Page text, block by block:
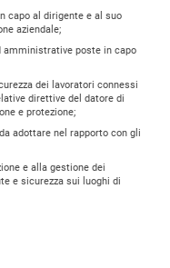
capo al dirigente e al suo
aziendale;
poste in capo
dei lavoratori connessi
direttive del datore di
e protezione;
adottare nel rapporto con gli
e alla gestione dei
e sicurezza sui luoghi di